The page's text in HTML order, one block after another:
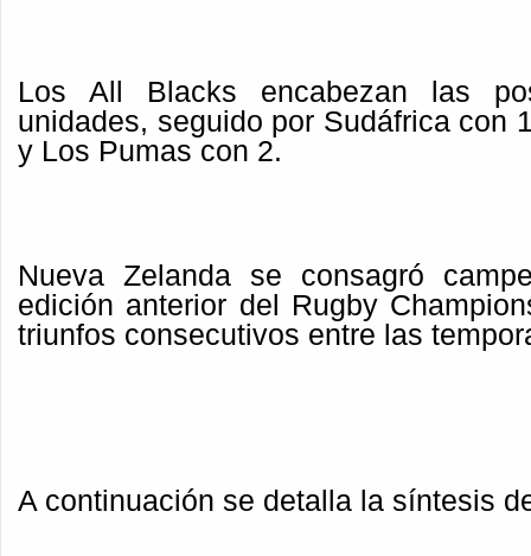
Los All Blacks encabezan las
unidades, seguido por Sudáfrica con
y Los Pumas con 2.
Nueva Zelanda se consagró
edición anterior del Rugby
triunfos consecutivos entre las
A continuación se detalla la síntesis